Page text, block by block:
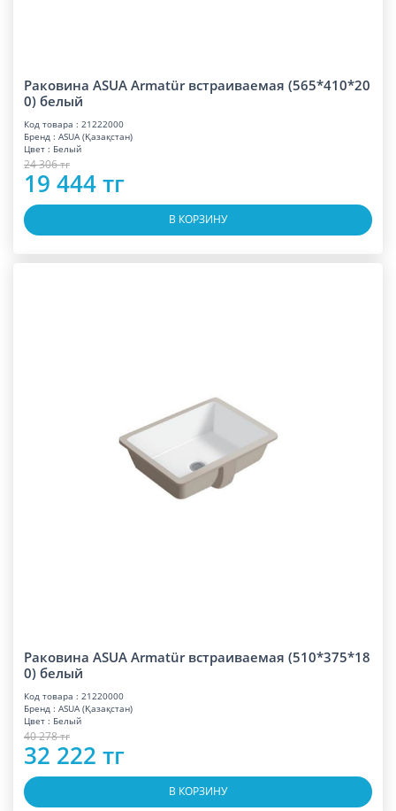
Раковина ASUA Armatür встраиваемая (565*410*20
0) белый
Код товара : 21222000
Бренд : ASUA (Қазақстан)
Цвет : Белый
24 306 тг
19 444 тг
В КОРЗИНУ
Раковина ASUA Armatür встраиваемая (510*375*18
0) белый
Код товара : 21220000
Бренд : ASUA (Қазақстан)
Цвет : Белый
40 278 тг
32 222 тг
В КОРЗИНУ